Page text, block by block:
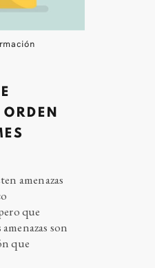
amenazas
que
son
que